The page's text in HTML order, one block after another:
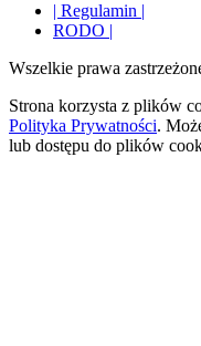
| Regulamin |
RODO |
Wszelkie prawa
Strona korzysta z plików
Polityka Prywatności.
lub dostępu do plików